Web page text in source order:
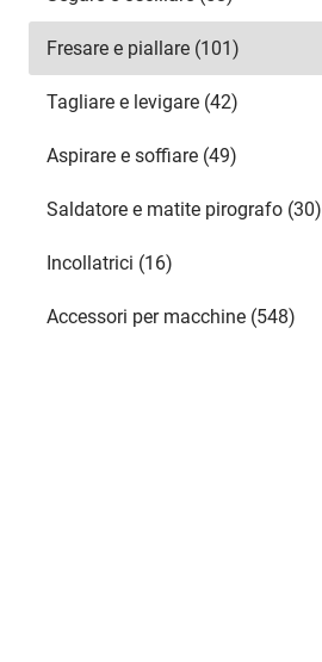
Fresare e piallare (101)
Tagliare e levigare (42)
Aspirare e soffiare (49)
Saldatore e matite pirografo (30)
Incollatrici (16)
Accessori per macchine (548)